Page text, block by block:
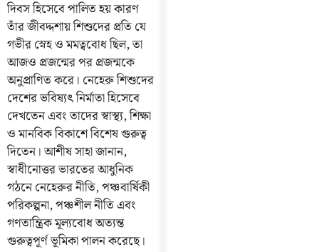
দিবস হিসেবে পালিত হয় কারণ
তাঁর জীবদ্দশায় শিশুদের প্রতি যে
গভীর স্নেহ ও মমত্ববোধ ছিল, তা
আজও প্রজন্মের পর প্রজন্মকে
অনুপ্রাণিত করে। নেহেরু শিশুদের
দেশের ভবিষ্যৎ নির্মাতা হিসেবে
দেখতেন এবং তাদের স্বাস্থ্য, শিক্ষা
ও মানবিক বিকাশে বিশেষ গুরুত্ব
দিতেন। আশীষ সাহা জানান,
স্বাধীনোত্তর ভারতের আধুনিক
গঠনে নেহেরুর নীতি, পঞ্চবার্ষিকী
পরিকল্পনা, পঞ্চশীল নীতি এবং
গণতান্ত্রিক মূল্যবোধ অত্যন্ত
গুরুত্বপূর্ণ ভূমিকা পালন করেছে।